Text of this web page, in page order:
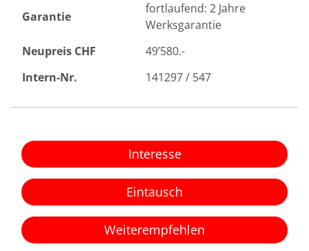
Garantie
fortlaufend: 2 Jahre
Werksgarantie
Neupreis CHF
49’580.-
Intern-Nr.
141297 / 547
Interesse
Eintausch
Weiterempfehlen